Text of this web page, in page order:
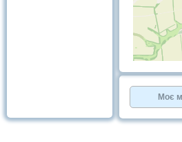
»
Моє